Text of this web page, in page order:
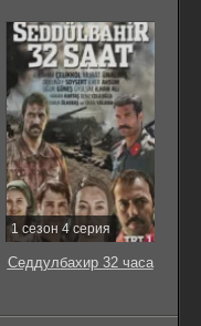
1 сезон 4 серия
Седдулбахир 32 часа